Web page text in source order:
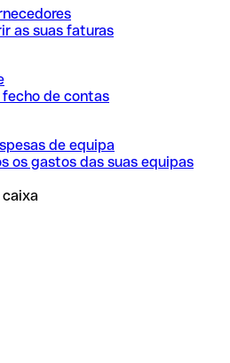
as suas faturas
de contas
de equipa
os gastos das suas equipas